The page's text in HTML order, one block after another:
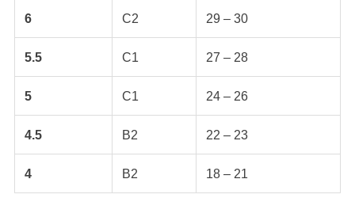
6 C2 29 – 30
5.5 C1 27 – 28
5 C1 24 – 26
4.5 B2 22 – 23
4 B2 18 – 21